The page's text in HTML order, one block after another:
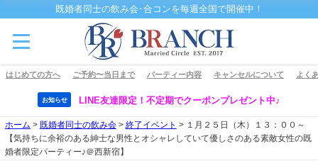
既婚者同士の飲み会･合コンを毎週全国で開催中！
はじめての方へ ご予約〜当日まで パーティー内容 キャンセルについて よく
お知らせ LINE友達限定！不定期でクーポンプレゼント中♪
ホーム > 既婚者同士の飲み会> 終了イベント > １月２５日（木）１３：００～
【気持ちに余裕のある紳士な男性とオシャレしていて優しさのある素敵女性の既
婚者限定パーティー♪＠西新宿】